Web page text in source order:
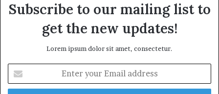
Subscribe to our mailing list to
get the new updates!
Lorem ipsum dolor sit amet, consectetur.
your
Email